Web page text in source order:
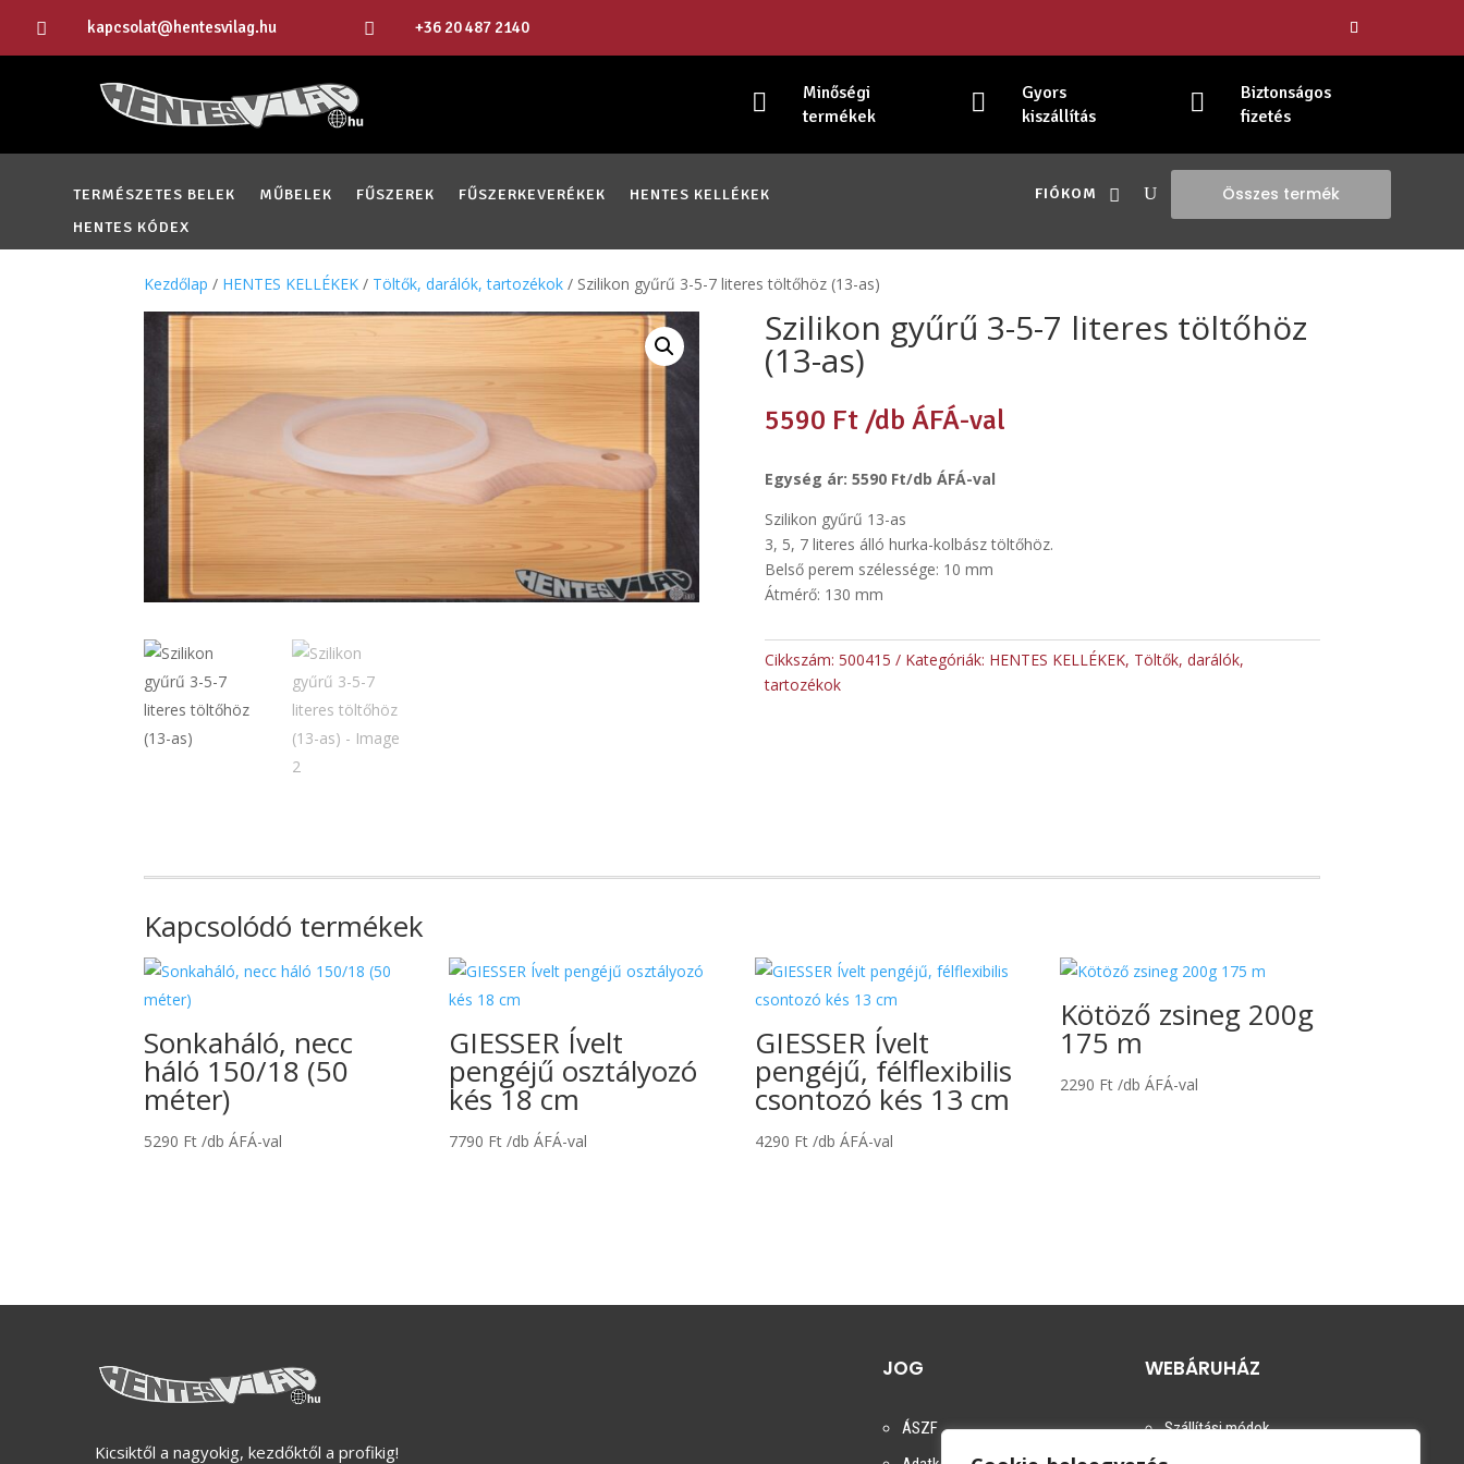
 kapcsolat@hentesvilag.hu  +36 20 487 2140

Minőségi
termékek

Gyors
kiszállítás

Biztonságos
fizetés
TERMÉSZETES BELEK MŰBELEK FŰSZEREK FŰSZERKEVERÉKEK
HENTES KELLÉKEK
HENTES KÓDEX
FIÓKOM Összes termék
Kezdőlap / HENTES KELLÉKEK / Töltők, darálók, tartozékok / Szilikon gyűrű 3-5-7 literes töltőhöz (13-as)
Szilikon gyűrű 3-5-7 literes töltőhöz
(13-as)
5590 Ft /db ÁFÁ-val
Egység ár: 5590 Ft/db ÁFÁ-val
Szilikon gyűrű 13-as
3, 5, 7 literes álló hurka-kolbász töltőhöz.
Belső perem szélessége: 10 mm
Átmérő: 130 mm
Cikkszám: 500415 Kategóriák: HENTES KELLÉKEK, Töltők, darálók,
tartozékok
Kapcsolódó termékek
Sonkaháló, necc
háló 150/18 (50
méter)
5290 Ft /db ÁFÁ-val
GIESSER Ívelt
pengéjű osztályozó
kés 18 cm
7790 Ft /db ÁFÁ-val
GIESSER Ívelt
pengéjű, félflexibilis
csontozó kés 13 cm
4290 Ft /db ÁFÁ-val
Kötöző zsineg 200g
175 m
2290 Ft /db ÁFÁ-val
Kicsiktől a nagyokig, kezdőktől a profikig!
JOG
ÁSZF
WEBÁRUHÁZ
Szállítási módok